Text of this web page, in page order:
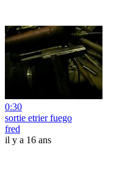
0:30
sortie etrier fuego
fred
il y a 16 ans